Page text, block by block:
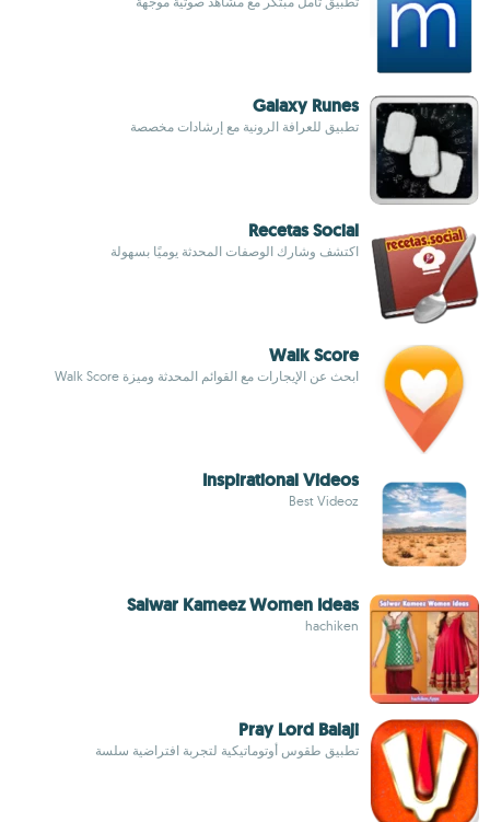
Galaxy Runes
تطبيق للعرافة الرونية مع إرشادات مخصصة
Recetas Social
اكتشف وشارك الوصفات المحدثة يوميًا بسهولة
Walk Score
ابحث عن الإيجارات مع القوائم المحدثة وميزة Walk Score
Inspirational Videos
Best Videoz
Salwar Kameez Women Ideas
hachiken
Pray Lord Balaji
تطبيق طقوس أوتوماتيكية لتجربة افتراضية سلسة